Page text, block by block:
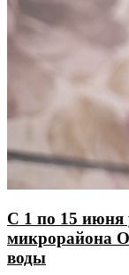
С 1 по 15 июня
микрорайона
воды